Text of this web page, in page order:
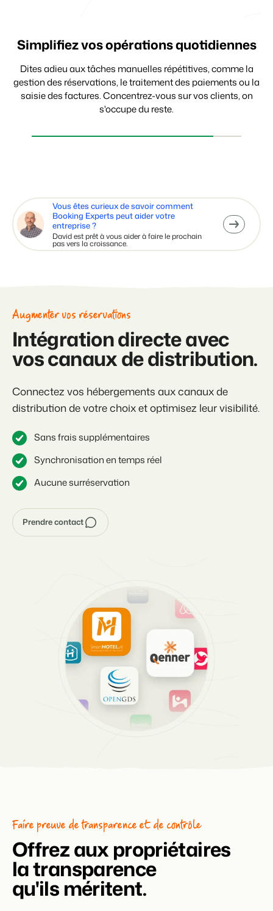
Simplifiez vos opérations quotidiennes
Dites adieu aux tâches manuelles répétitives, comme la
gestion des réservations, le traitement des paiements ou la
saisie des factures. Concentrez-vous sur vos clients, on
s'occupe du reste.
Recevez les paiements en toute
Permettez à vos clients de payer avec le moyen de
paiement de leur choix. Les paiements sont traités
automatiquement et liés à la réservation ou à la facture
Prenez des décisions fondées sur des
Vous êtes curieux de savoir comment
Booking Experts peut aider votre
entreprise ?
David est prêt à vous aider à faire le prochain
pas vers la croissance.
Augmenter vos réservations
Intégration directe avec
vos canaux de distribution.
Connectez vos hébergements auxcanaux de
distribution de votre choix et optimisez leur visibilité.
Sans frais supplémentaires
Synchronisation en temps réel
Aucune surréservation
Prendre contact
Faire preuve de transparence et de contrôle
Offrez aux propriétaires
la transparence
qu'ils méritent.